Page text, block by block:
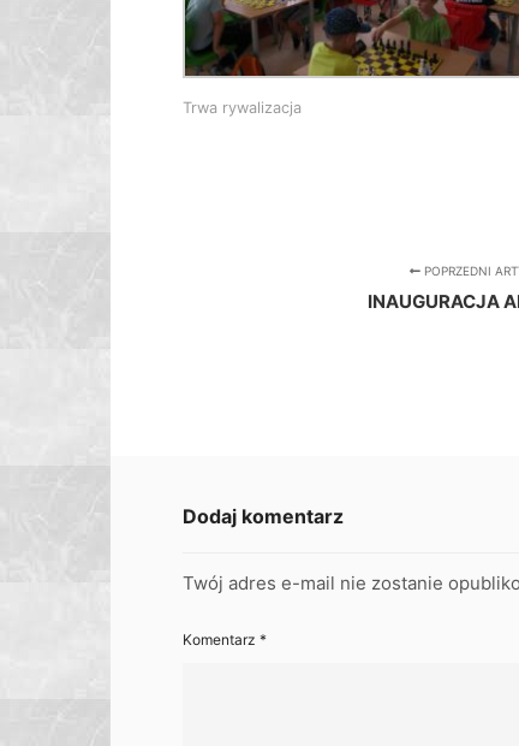
Trwa rywalizacja
POPRZEDNI
INAUGURACJA
Dodaj komentarz
Twój adres e-mail nie zostanie
Komentarz *